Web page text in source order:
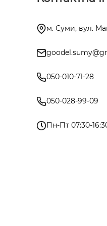
м. Суми, вул.
050-010-71-28
050-028-99-09
Пн-Пт 07:30-